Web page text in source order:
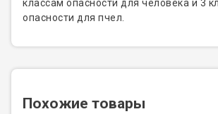
классам опасности для человека и 3
опасности для пчел.
Похожие товары